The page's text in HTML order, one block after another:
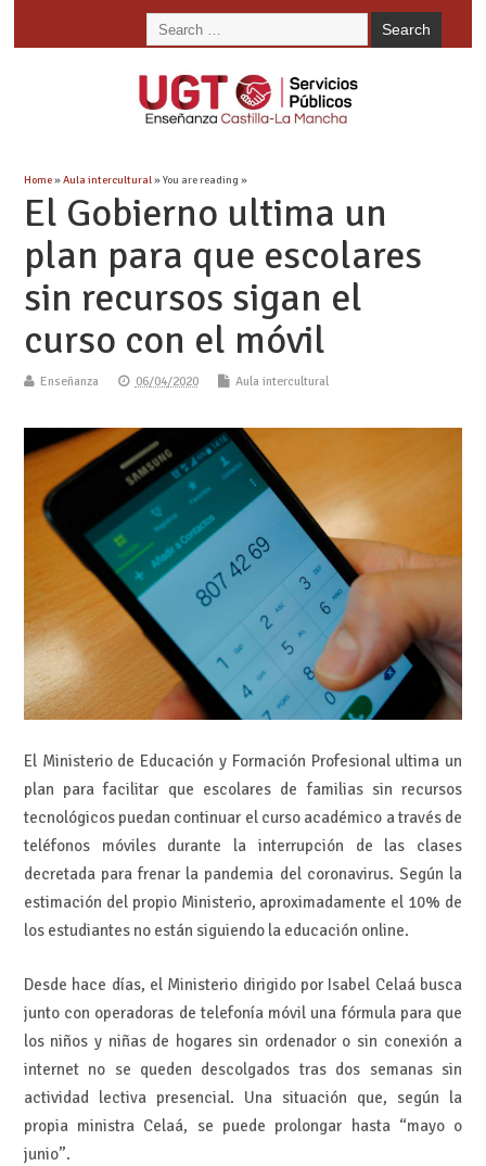
Home»Aula intercultural» You are reading »
El Gobierno ultima un
plan para que escolares
sin recursos sigan el
curso con el móvil
Enseñanza 06/04/2020 Aula intercultural
El Ministerio de Educación y Formación Profesional ultima un
plan para facilitar que escolares de familias sin recursos
tecnológicos puedan continuar el curso académico a través de
teléfonos móviles durante la interrupción de las clases
decretada para frenar la pandemia del coronavirus. Según la
estimación del propio Ministerio, aproximadamente el 10% de
los estudiantes no están siguiendo la educación online.
Desde hace días, el Ministerio dirigido por Isabel Celaá busca
junto con operadoras de telefonía móvil una fórmula para que
los niños y niñas de hogares sin ordenador o sin conexión a
internet no se queden descolgados tras dos semanas sin
actividad lectiva presencial. Una situación que, según la
propia ministra Celaá, se puede prolongar hasta “mayo o
junio”.